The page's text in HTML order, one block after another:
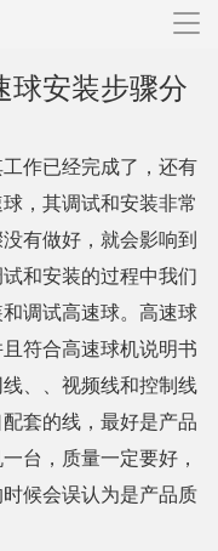
导
球安装步骤分
作已经完成了，还有
，其调试和安装非常
有做好，就会影响到
和安装的过程中我们
调试高速球。高速球
符合高速球机说明书
、、视频线和控制线
套的线，最好是产品
台，质量一定要好，
候会误认为是产品质